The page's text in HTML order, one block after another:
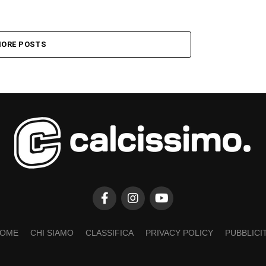
POSTS
CHI SIAMO CLASSIFICA PRIVACY POLICY